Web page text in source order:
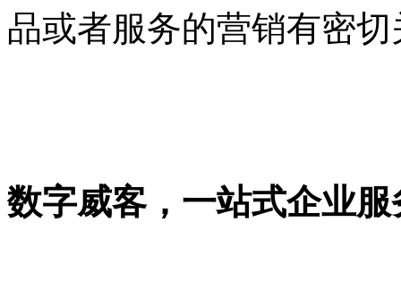
品或者服务的营销有密
数字威客，一站式企业